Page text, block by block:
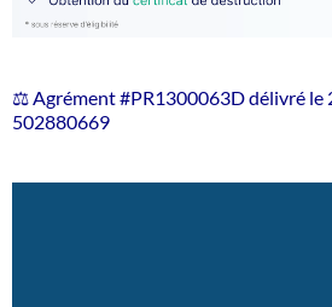
⚖️ Agrément #PR1300063D délivré le
502880669